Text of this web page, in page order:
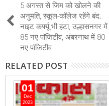
5 अगस्त से जिम को खोलने की
अनुमति, स्कूल-कॉलेज रहेंगे बंद;
नाइट कर्फ्यू भी हटा, उल्हासनगर में
85 नए पाॅजिटीव, अंबरनाथ में 80
नए पाॅजिटीव
RELATED POST
01
Dec
2023